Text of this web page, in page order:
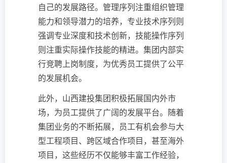
自己的发展路径。管理序列注重组织管理
能力和领导潜力的培养，专业技术序列则
强调专业深度和技术创新，技能操作序列
则注重实际操作技能的精进。集团内部实
行竞聘上岗制度，为优秀员工提供了公平
的发展机会。
此外，山西建投集团积极拓展国内外市
场，为员工提供了广阔的发展平台。随着
集团业务的不断拓展，员工有机会参与大
型工程项目、跨区域合作项目，甚至海外
项目，这些经历不仅能够丰富工作经验，